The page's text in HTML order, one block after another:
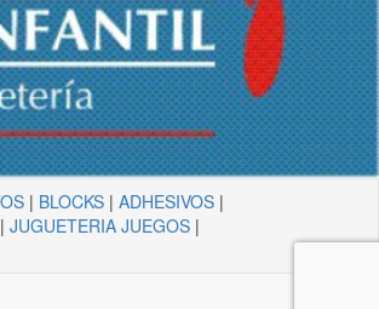
| BLOCKS |ADHESIVOS |
JUGUETERIA JUEGOS|